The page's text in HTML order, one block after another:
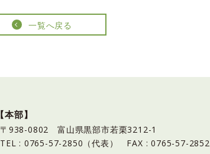
一覧へ戻る
【本部】
〒938-0802 富山県黒部市若栗3212-1
TEL : 0765-57-2850（代表） FAX : 0765-57-2852